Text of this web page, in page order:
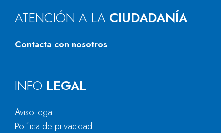
ATENCIÓN A LA CIUDADANÍA
Contacta con nosotros
INFO LEGAL
Aviso legal
Política de privacidad